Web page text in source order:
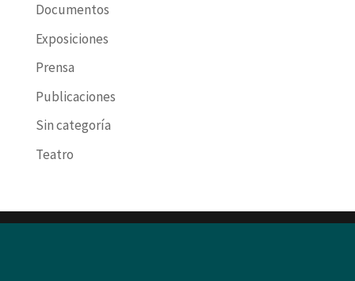
Documentos
Exposiciones
Prensa
Publicaciones
Sin categoría
Teatro